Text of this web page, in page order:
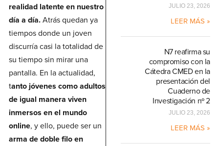
realidad latente en nuestro
día a día.Atrás quedan ya
tiempos donde un joven
discurría casi la totalidad de
su tiempo sin mirar una
pantalla. En la actualidad,
tanto jóvenes como adultos
de igual manera viven
inmersos en el mundo
online, y ello, puede ser un
arma de doble filo en
JULIO 23, 2026
LEER MÁS »
N7 reafirma su
compromiso con la
Cátedra CMED en la
presentación del
Cuaderno de
Investigación nº 2
JULIO 23, 2026
LEER MÁS »